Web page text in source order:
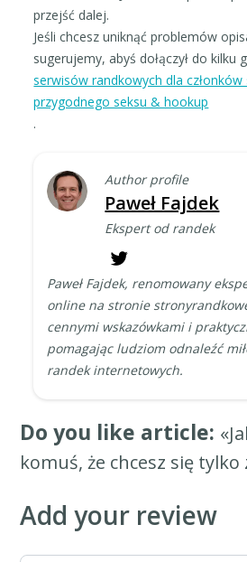
przejść dalej.
Jeśli chcesz uniknąć problemów
sugerujemy, abyś dołączył do kilku
serwisów randkowych dla członków
przygodnego seksu & hookup
.
Author profile
Paweł Fajdek
Ekspert od randek
Paweł Fajdek, renomowany
online na stronie
cennymi wskazówkami i
pomagając ludziom odnaleźć
randek internetowych.
Do you like article:
komuś, że chcesz się tylko
Add your review